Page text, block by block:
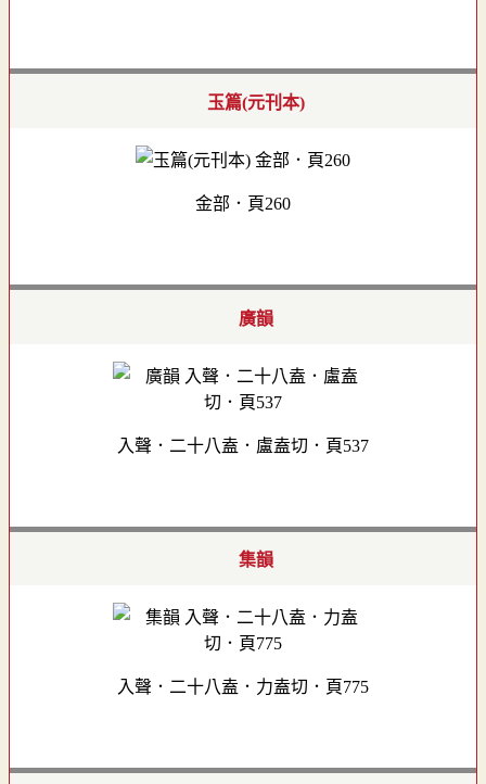
玉篇(元刊本)
金部．頁260
廣韻
入聲．二十八盍．盧盍切．頁537
集韻
入聲．二十八盍．力盍切．頁775